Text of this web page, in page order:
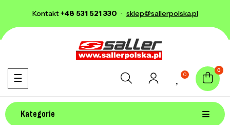
Kontakt+48 531 521 330 · sklep@sallerpolska.pl
0
0
Kategorie
Toggle navigation
☰